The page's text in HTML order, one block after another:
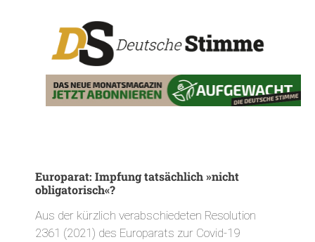
Europarat: Impfung tatsächlich »nicht
obligatorisch«?
Aus der kürzlich verabschiedeten Resolution
2361 (2021) des Europarats zur Covid-19